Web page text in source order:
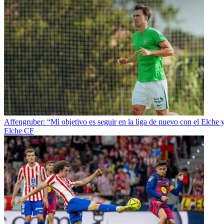
Affengruber: “Mi objetivo es seguir en la liga de nuevo con el Elche
Elche CF